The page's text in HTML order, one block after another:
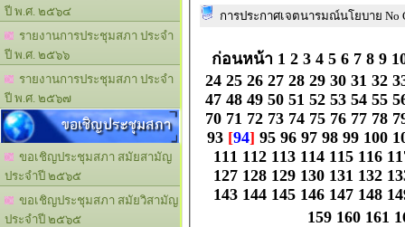
ปี พ.ศ. ๒๕๖๔
รายงานการประชุมสภา ประจำ
ปี พ.ศ. ๒๕๖๖
รายงานการประชุมสภา ประจำ
ปี พ.ศ. ๒๕๖๗
ขอเชิญประชุมสภา
ขอเชิญประชุมสภา สมัยสามัญ
ประจำปี ๒๕๖๕
ขอเชิญประชุมสภา สมัยวิสามัญ
ประจำปี ๒๕๖๕
การประกาศเจตนารมณ์นโยบาย No
ก่อนหน้า 1 2 3 4 5 6 7 8 9
24 25 26 27 28 29 30 31 32
47 48 49 50 51 52 53 54 55
70 71 72 73 74 75 76 77 78
93 [94] 95 96 97 98 99 100
111 112 113 114 115 116
127 128 129 130 131 132
143 144 145 146 147 148
159 160 161